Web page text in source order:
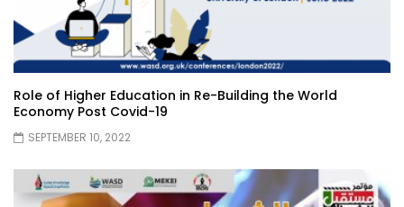
Role of Higher Education in Re-Building the World
Economy Post Covid-19
SEPTEMBER 10, 2022